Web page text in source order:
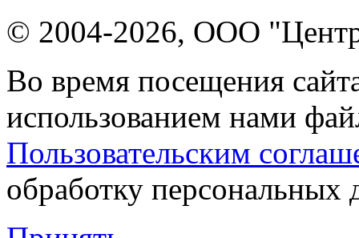
© 2004-2026, ООО "Центр
Во время посещения
использованием нами
Пользовательским
обработку персональных